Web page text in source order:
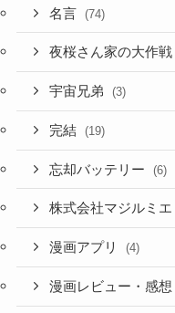
名言 (74)
夜桜さん家の大作戦
宇宙兄弟 (3)
完結 (19)
忘却バッテリー (6)
株式会社マジルミエ
漫画アプリ (4)
漫画レビュー・感想